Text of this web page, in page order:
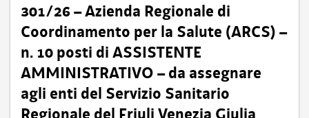
301/26 – Azienda Regionale di
Coordinamento per la Salute (ARCS) –
n. 10 posti di ASSISTENTE
AMMINISTRATIVO – da assegnare
agli enti del Servizio Sanitario